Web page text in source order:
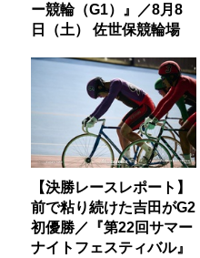
ー競輪（G1）』／8月8
日（土） 佐世保競輪場
【決勝レースレポート】
前で粘り続けた吉田がG2
初優勝／『第22回サマー
ナイトフェスティバル』